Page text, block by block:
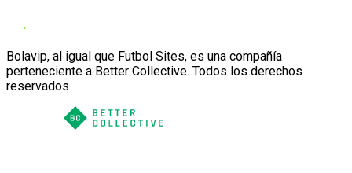
Bolavip, al igual que Futbol Sites, es una compañía
perteneciente a Better Collective. Todos los derechos
reservados